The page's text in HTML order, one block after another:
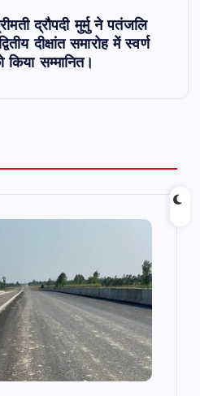
द्रौपदी मुर्मु ने पतंजलि
दीक्षांत समारोह में स्वर्ण
किया सम्मानित।